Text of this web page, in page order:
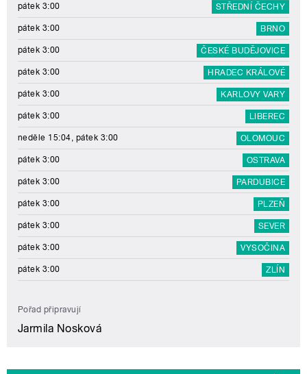
pátek 3:00 STŘEDNÍ ČECHY
pátek 3:00 BRNO
pátek 3:00 ČESKÉ BUDĚJOVICE
pátek 3:00 HRADEC KRÁLOVÉ
pátek 3:00 KARLOVY VARY
pátek 3:00 LIBEREC
neděle 15:04, pátek 3:00 OLOMOUC
pátek 3:00 OSTRAVA
pátek 3:00 PARDUBICE
pátek 3:00 PLZEŇ
pátek 3:00 SEVER
pátek 3:00 VYSOČINA
pátek 3:00 ZLÍN
Pořad připravují
Jarmila Nosková